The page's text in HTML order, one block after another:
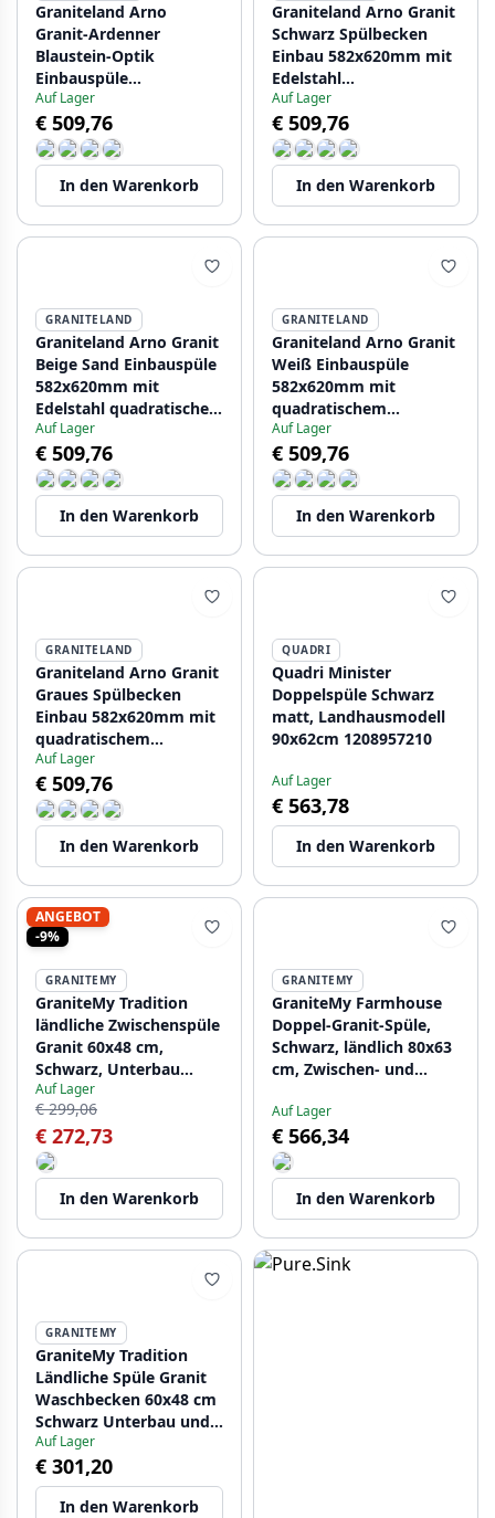
Graniteland Arno
Granit-Ardenner
Blaustein-Optik
Einbauspüle
582x620mm mit
quadratischem
Edelstahl-Stopfen
1208970600
Auf Lager
€ 509,76
In den Warenkorb
Graniteland Arno Granit
Schwarz Spülbecken
Einbau 582x620mm mit
Edelstahl
quadratischem Stopfen
1208970602
Auf Lager
€ 509,76
In den Warenkorb
GRANITELAND
Graniteland Arno Granit
Beige Sand Einbauspüle
582x620mm mit
Edelstahl quadratischer
Stopfen 1208970603
Auf Lager
€ 509,76
In den Warenkorb
GRANITELAND
Graniteland Arno Granit
Weiß Einbauspüle
582x620mm mit
quadratischem
Edelstahlstopfen
1208970604
Auf Lager
€ 509,76
In den Warenkorb
GRANITELAND
Graniteland Arno Granit
Graues Spülbecken
Einbau 582x620mm mit
quadratischem
Edelstahl-Stopfen
1208970605
Auf Lager
€ 509,76
In den Warenkorb
QUADRI
Quadri Minister
Doppelspüle Schwarz
matt, Landhausmodell
90x62cm 1208957210
Auf Lager
€ 563,78
In den Warenkorb
ANGEBOT
-9%
GRANITEMY
GraniteMy Tradition
ländliche Zwischenspüle
Granit 60x48 cm,
Schwarz, Unterbau
1208957288
Auf Lager
€ 299,06
€ 272,73
In den Warenkorb
GRANITEMY
GraniteMy Farmhouse
Doppel-Granit-Spüle,
Schwarz, ländlich 80x63
cm, Zwischen- und
Auf Lager
€ 566,34
In den Warenkorb
GRANITEMY
GraniteMy Tradition
Ländliche Spüle Granit
Waschbecken 60x48 cm
Schwarz Unterbau und
Flachbau mit
Schwarzem Stöpsel
1208967936
Auf Lager
€ 301,20
In den Warenkorb